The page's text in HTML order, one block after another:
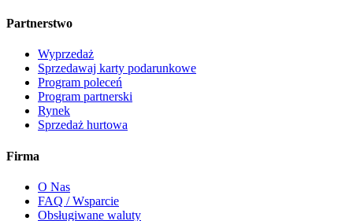
Partnerstwo
Wyprzedaż
Sprzedawaj karty podarunkowe
Program poleceń
Program partnerski
Rynek
Sprzedaż hurtowa
Firma
O Nas
FAQ / Wsparcie
Obsługiwane waluty